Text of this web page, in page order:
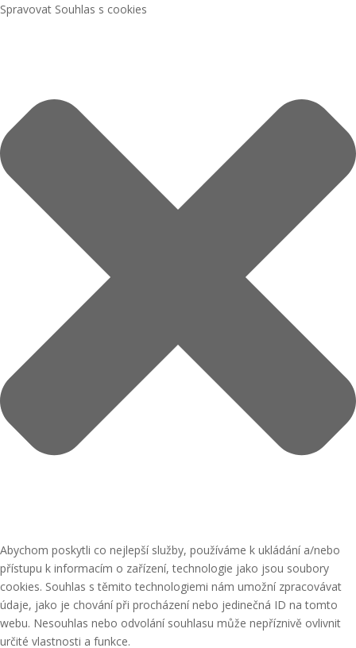
Spravovat Souhlas s cookies
Abychom poskytli co nejlepší služby, používáme k ukládání a/nebo
přístupu k informacím o zařízení, technologie jako jsou soubory
cookies. Souhlas s těmito technologiemi nám umožní zpracovávat
údaje, jako je chování při procházení nebo jedinečná ID na tomto
webu. Nesouhlas nebo odvolání souhlasu může nepříznivě ovlivnit
určité vlastnosti a funkce.